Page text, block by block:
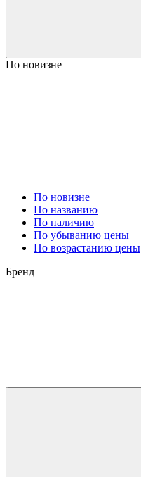
По новизне
По новизне
По названию
По наличию
По убыванию цены
По возрастанию цены
Бренд